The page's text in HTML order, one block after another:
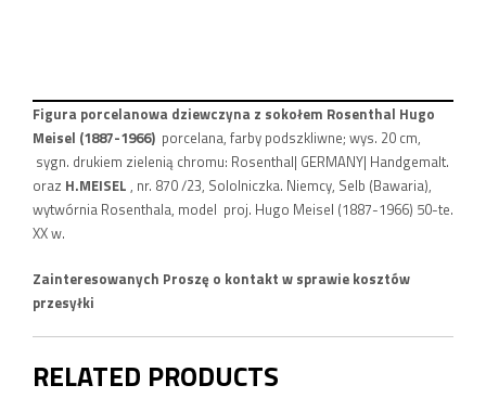
Figura porcelanowa dziewczyna z sokołem Rosenthal Hugo
Meisel (1887-1966) porcelana, farby podszkliwne; wys. 20 cm,
sygn. drukiem zielenią chromu: Rosenthal| GERMANY| Handgemalt.
oraz H.MEISEL , nr. 870 /23, Sololniczka. Niemcy, Selb (Bawaria),
wytwórnia Rosenthala, model proj. Hugo Meisel (1887-1966) 50-te.
XX w.
Zainteresowanych Proszę o kontakt w sprawie kosztów
przesyłki
RELATED PRODUCTS